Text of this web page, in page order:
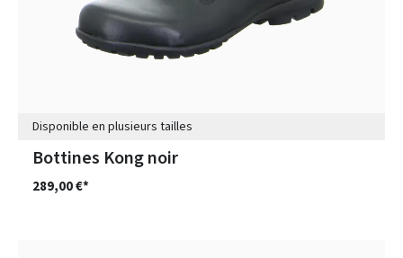
Disponible en plusieurs tailles
Bottines Kong noir
289,00 €*